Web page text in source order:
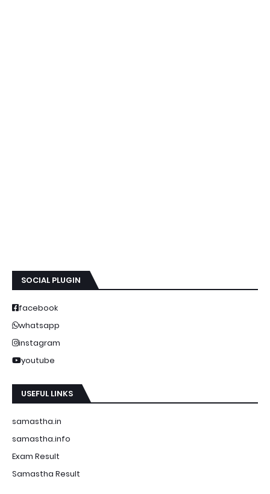
SOCIAL PLUGIN
facebook
whatsapp
instagram
youtube
USEFUL LINKS
samastha.in
samastha.info
Exam Result
Samastha Result